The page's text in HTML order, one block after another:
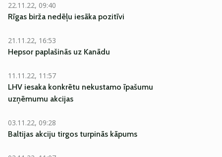
22.11.22, 09:40
Rīgas birža nedēļu iesāka pozitīvi
21.11.22, 16:53
Hepsor paplašinās uz Kanādu
11.11.22, 11:57
LHV iesaka konkrētu nekustamo īpašumu
uzņēmumu akcijas
03.11.22, 09:28
Baltijas akciju tirgos turpinās kāpums